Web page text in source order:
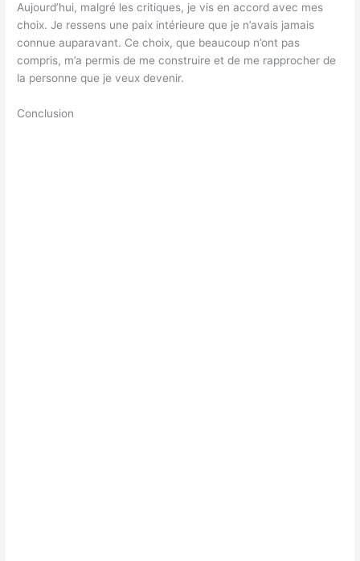
Aujourd’hui, malgré les critiques, je vis en accord avec mes
choix. Je ressens une paix intérieure que je n’avais jamais
connue auparavant. Ce choix, que beaucoup n’ont pas
compris, m’a permis de me construire et de me rapprocher de
la personne que je veux devenir.
Conclusion